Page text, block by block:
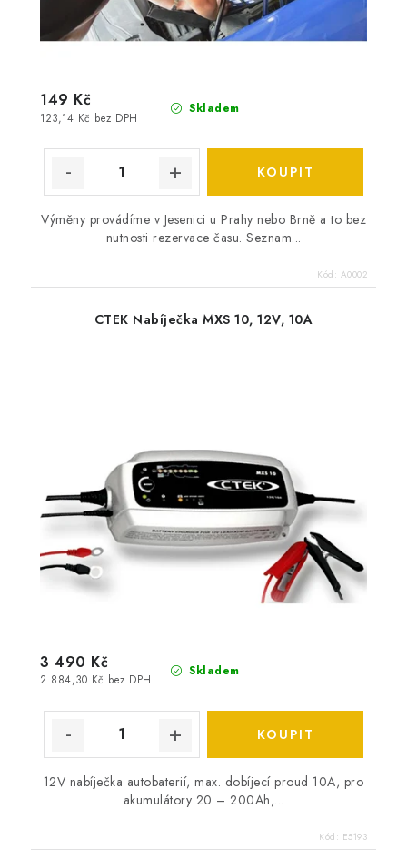
Skladem
123,14 Kč bez DPH
149 Kč
Výměny provádíme v Jesenici u Prahy nebo Brně a to bez
nutnosti rezervace času. Seznam...
Kód: A0002
CTEK Nabíječka MXS 10, 12V, 10A
Skladem
2 884,30 Kč bez DPH
3 490 Kč
12V nabíječka autobaterií, max. dobíjecí proud 10A, pro
akumulátory 20 – 200Ah,...
Kód: E5193